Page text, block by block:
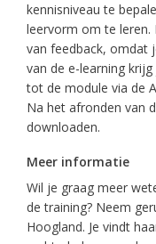
kennisniveau te
leervorm om te leren.
van feedback, omdat
van de e-learning
tot de module via de
Na het afronden van
downloaden.
Meer informatie
Wil je graag meer
de training? Neem
Hoogland. Je vindt